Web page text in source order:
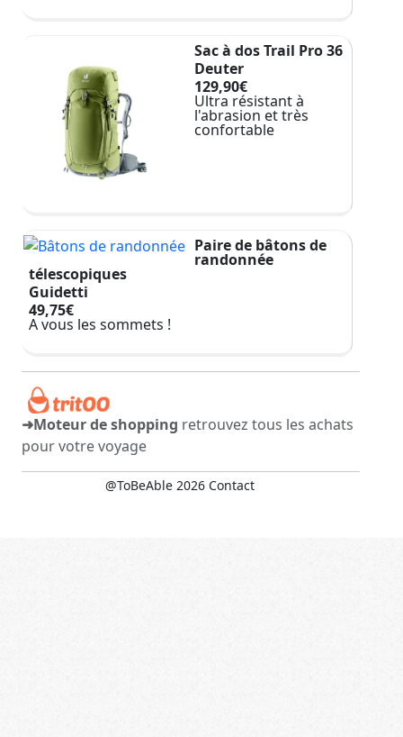
Sac à dos Trail Pro 36
Deuter
129,90€
Ultra résistant à
l'abrasion et très
confortable
Paire de bâtons de
randonnée
télescopiques
Guidetti
49,75€
A vous les sommets !
➜Moteur de shopping retrouvez tous les achats
pour votre voyage
@ToBeAble 2026 Contact